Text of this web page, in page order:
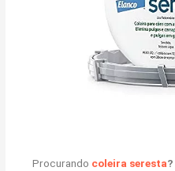
Procurando coleira seresta?